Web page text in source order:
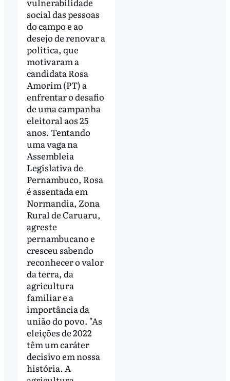
social das pessoas
do campo e ao
desejo de renovar a
política, que
motivaram a
candidata Rosa
Amorim (PT) a
enfrentar o desafio
de uma campanha
eleitoral aos 25
anos. Tentando
uma vaga na
Assembleia
Legislativa de
Pernambuco, Rosa
é assentada em
Normandia, Zona
Rural de Caruaru,
agreste
pernambucano e
cresceu sabendo
reconhecer o valor
da terra, da
agricultura
familiar e a
importância da
união do povo. "As
eleições de 2022
têm um caráter
decisivo em nossa
história. A